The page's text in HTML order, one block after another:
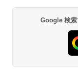
Google 検索